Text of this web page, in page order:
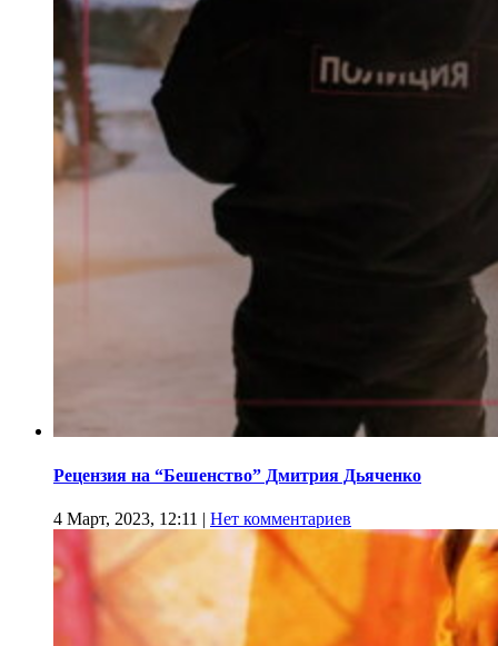
Рецензия на “Бешенство” Дмитрия Дьяченко
4 Март, 2023, 12:11 | Нет комментариев